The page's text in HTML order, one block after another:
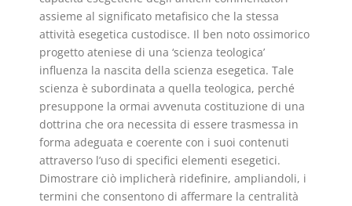
assieme al significato metafisico che la stessa
attività esegetica custodisce. Il ben noto ossimorico
progetto ateniese di una ‘scienza teologica’
influenza la nascita della scienza esegetica. Tale
scienza è subordinata a quella teologica, perché
presuppone la ormai avvenuta costituzione di una
dottrina che ora necessita di essere trasmessa in
forma adeguata e coerente con i suoi contenuti
attraverso l’uso di specifici elementi esegetici.
Dimostrare ciò implicherà ridefinire, ampliandoli, i
termini che consentono di affermare la centralità